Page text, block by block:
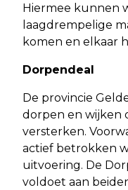
Hiermee kunnen
laagdrempelige
komen en elkaar
Dorpendeal
De provincie
dorpen en wijken
versterken.
actief betrokken
uitvoering. De
voldoet aan